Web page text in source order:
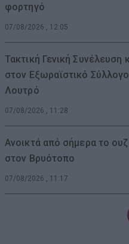
φορτηγό
07/08/2026 , 12:05
Τακτική Γενική Συνέλευση
στον Εξωραϊστικό
Λουτρό
07/08/2026 , 11:28
Ανοικτά από σήμερα το
στον Βρυότοπο
07/08/2026 , 11:17